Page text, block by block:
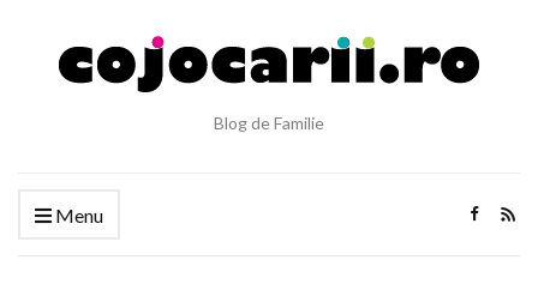
Blog de Familie
Menu